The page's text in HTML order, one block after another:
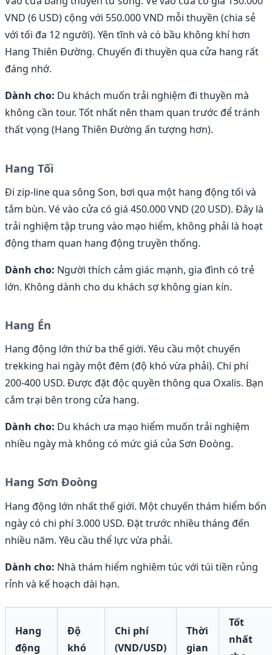
VND (6 USD) cộng với 550.000 VND mỗi thuyền (chia sẻ
với tối đa 12 người). Yên tĩnh và có bầu không khí hơn
Hang Thiên Đường. Chuyến đi thuyền qua cửa hang rất
đáng nhớ.
Dành cho: Du khách muốn trải nghiệm đi thuyền mà
không cần tour. Tốt nhất nên tham quan trước để tránh
thất vọng (Hang Thiên Đường ấn tượng hơn).
Hang Tối
Đi zip-line qua sông Son, bơi qua một hang động tối và
tắm bùn. Vé vào cửa có giá 450.000 VND (20 USD). Đây là
trải nghiệm tập trung vào mạo hiểm, không phải là hoạt
động tham quan hang động truyền thống.
Dành cho: Người thích cảm giác mạnh, gia đình có trẻ
lớn. Không dành cho du khách sợ không gian kín.
Hang Én
Hang động lớn thứ ba thế giới. Yêu cầu một chuyến
trekking hai ngày một đêm (độ khó vừa phải). Chi phí
200-400 USD. Được đặt độc quyền thông qua Oxalis. Bạn
cắm trại bên trong cửa hang.
Dành cho: Du khách ưa mạo hiểm muốn trải nghiệm
nhiều ngày mà không có mức giá của Sơn Đoòng.
Hang Sơn Đoòng
Hang động lớn nhất thế giới. Một chuyến thám hiểm bốn
ngày có chi phí 3.000 USD. Đặt trước nhiều tháng đến
nhiều năm. Yêu cầu thể lực vừa phải.
Dành cho: Nhà thám hiểm nghiêm túc với túi tiền rủng
rỉnh và kế hoạch dài hạn.
Hang
động
Độ
khó
Chi phí
(VND/USD)
Thời
gian
Tốt
nhất